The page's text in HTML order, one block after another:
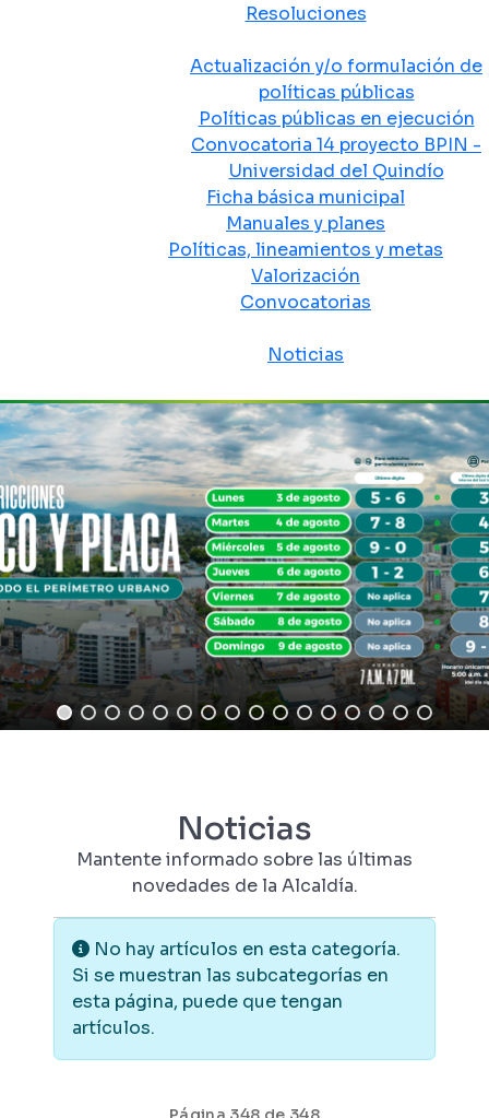
Resoluciones
Actualización y/o formulación de
políticas públicas
Políticas públicas en ejecución
Convocatoria 14 proyecto BPIN -
Universidad del Quindío
Ficha básica municipal
Manuales y planes
Políticas, lineamientos y metas
Valorización
Convocatorias
Noticias
Noticias
Mantente informado sobre las últimas
novedades de la Alcaldía.
Información
No hay artículos en esta categoría.
Si se muestran las subcategorías en
esta página, puede que tengan
artículos.